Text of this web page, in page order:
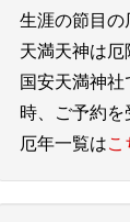
生涯の節目の
天満天神は厄
国安天満神
時、ご予約を
厄年一覧はこ